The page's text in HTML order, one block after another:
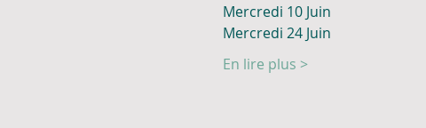
Mercredi 10 Juin
Mercredi 24 Juin
En lire plus >